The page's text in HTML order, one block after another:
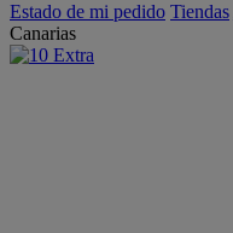
Estado de mi pedido Tiendas
Canarias